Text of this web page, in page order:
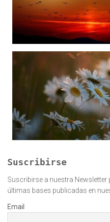
Suscribirse
Suscribirse a nuestra
últimas bases publicadas en
Email